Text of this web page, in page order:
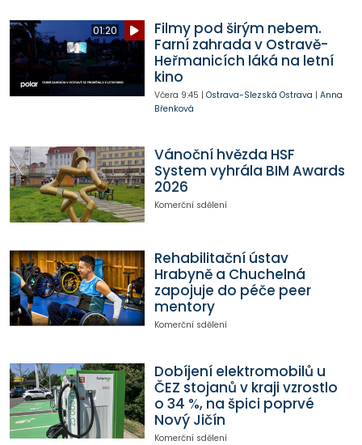
01:20
Filmy pod širým nebem.
Farní zahrada v Ostravě-
Heřmanicích láká na letní
kino
Včera 9:45 | Ostrava-Slezská Ostrava | Anna
Břenková
Vánoční hvězda HSF
System vyhrála BIM Awards
2026
Komerční sdělení
Rehabilitační ústav
Hrabyně a Chuchelná
zapojuje do péče peer
mentory
Komerční sdělení
Dobíjení elektromobilů u
ČEZ stojanů v kraji vzrostlo
o 34 %, na špici poprvé
Nový Jičín
Komerční sdělení